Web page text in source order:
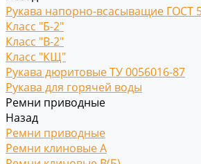
Рукава напорно-всасыващие ГОСТ
Класс "Б-2"
Класс "В-2"
Класс "КЩ"
Рукава дюритовые ТУ 0056016-87
Рукава для горячей воды
Ремни приводные
Назад
Ремни приводные
Ремни клиновые A